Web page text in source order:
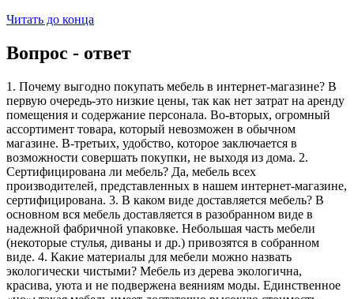
Читать до конца
Вопрос - ответ
1. Почему выгодно покупать мебель в интернет-магазине? В
первую очередь-это низкие цены, так как нет затрат на аренду
помещения и содержание персонала. Во-вторых, огромный
ассортимент товара, который невозможен в обычном
магазине. В-третьих, удобство, которое заключается в
возможности совершать покупки, не выходя из дома. 2.
Сертифицирована ли мебель? Да, мебель всех
производителей, представленных в нашем интернет-магазине,
сертифицирована. 3. В каком виде доставляется мебель? В
основном вся мебель доставляется в разобранном виде в
надежной фабричной упаковке. Небольшая часть мебели
(некоторые стулья, диваны и др.) привозятся в собранном
виде. 4. Какие материалы для мебели можно назвать
экологически чистыми? Мебель из дерева экологична,
красива, уюта и не подвержена веяниям моды. Единственное